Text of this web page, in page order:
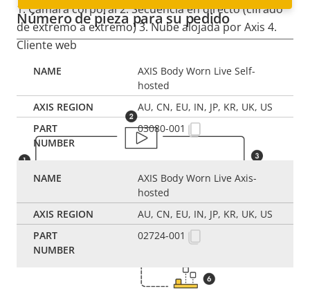
1. Cámara corporal 2. Secuencia en directo (cifrado
de extremo a extremo) 3. Nube alojada por Axis 4.
Cliente web
Número de pieza para su pedido
AXIS Body Worn Live Self-
hosted
AU, CN, EU, IN, JP, KR, UK, US
03080-001
AXIS Body Worn Live Axis-
hosted
AU, CN, EU, IN, JP, KR, UK, US
02724-001